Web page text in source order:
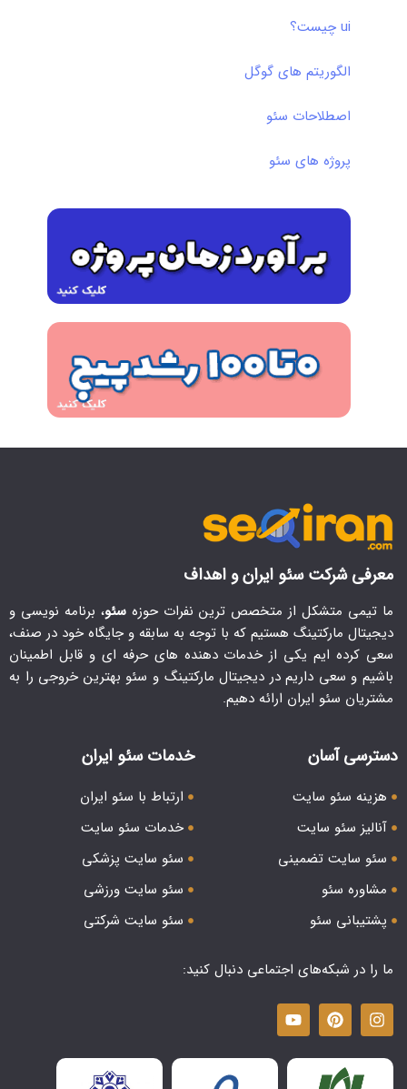
ui چیست؟
الگوریتم های گوگل
اصطلاحات سئو
پروژه های سئو
معرفی شرکت سئو ایران و اهداف
ما تیمی متشکل از متخصص ترین نفرات حوزه سئو، برنامه نویسی و
دیجیتال مارکتینگ هستیم که با توجه به سابقه و جایگاه خود در صنف،
سعی کرده ایم یکی از خدمات دهنده های حرفه ای و قابل اطمینان
باشیم و سعی داریم در دیجیتال مارکتینگ و سئو بهترین خروجی را به
مشتریان سئو ایران ارائه دهیم.
دسترسی آسان
هزینه سئو سایت
آنالیز سئو سایت
سئو سایت تضمینی
مشاوره سئو
پشتیبانی سئو
خدمات سئو ایران
ارتباط با سئو ایران
خدمات سئو سایت
سئو سایت پزشکی
سئو سایت ورزشی
سئو سایت شرکتی
ما را در شبکه‌های اجتماعی دنبال کنید: